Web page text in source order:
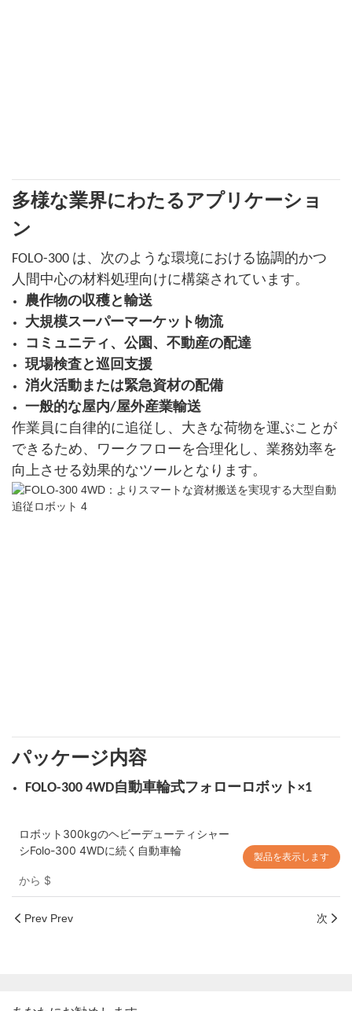
多様な業界にわたるアプリケーショ
ン
FOLO-300 は、次のような環境における協調的かつ
人間中心の材料処理向けに構築されています。
農作物の収穫と輸送
大規模スーパーマーケット物流
コミュニティ、公園、不動産の配達
現場検査と巡回支援
消火活動または緊急資材の配備
一般的な屋内/屋外産業輸送
作業員に自律的に追従し、大きな荷物を運ぶことが
できるため、ワークフローを合理化し、業務効率を
向上させる効果的なツールとなります。
パッケージ内容
FOLO-300 4WD自動車輪式フォローロボット×1
ロボット300kgのヘビーデューティシャー
シFolo-300 4WDに続く自動車輪
から $
製品を表示します
Prev Prev 次